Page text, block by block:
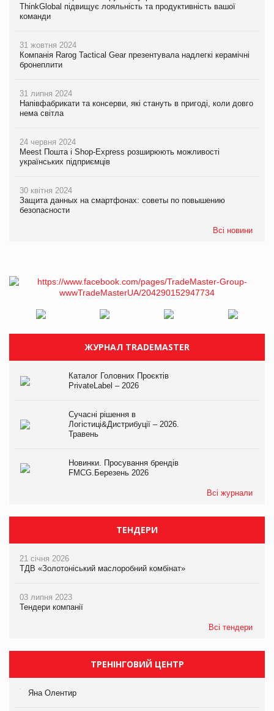
ThinkGlobal підвищує лояльність та продуктивність вашої
команди
31 жовтня 2024
Компанія Rarog Tactical Gear презентувала надлегкі керамічні
бронеплити
31 липня 2024
Напівфабрикати та консерви, які стануть в пригоді, коли довго
нема світла
24 червня 2024
Meest Пошта і Shop-Express розширюють можливості
українських підприємців
30 квітня 2024
Защита данных на смартфонах: советы по повышению
безопасности
Всі новини
ЖУРНАЛ TRADEMASTER
Каталог Головних Проєктів
PrivateLabel – 2026
Сучасні рішення в
Логістиці&Дистрибуції – 2026.
Травень
Новинки. Просування брендів
FMCG.Березень 2026
Всі журнали
ТЕНДЕРИ
21 січня 2026
ТДВ «Золотоніський маслоробний комбінат»
03 липня 2023
Тендери компанії
Всі тендери
ТРЕНІНГОВИЙ ЦЕНТР
Яна Олентир